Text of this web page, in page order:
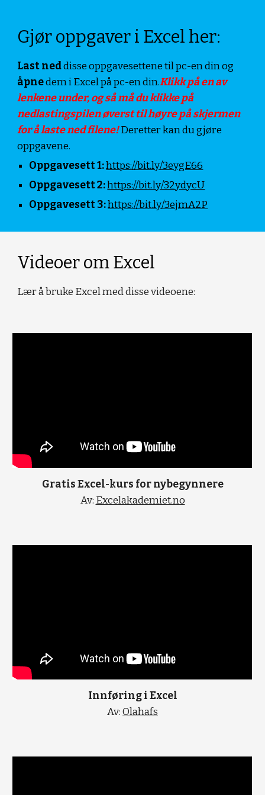
Gjør oppgaver i Excel her:
Last ned
åpne dem i Excel på pc-en din.Klikk på en av
lenkene under, og så må du klikke på
nedlastingspilen øverst til høyre på skjermen
for å laste ned filene! Deretter kan du gjøre
oppgavene.
Oppgavesett 1: https://bit.ly/3eygE66
Oppgavesett 2:https://bit.ly/32ydycU
Oppgavesett 3: https://bit.ly/3ejmA2P
Videoer om Excel
Lær å bruke Excel med disse videoene:
Gratis Excel-kurs for nybegynnere
Av: Excelakademiet.no
Innføring i Excel
Av: Olahafs